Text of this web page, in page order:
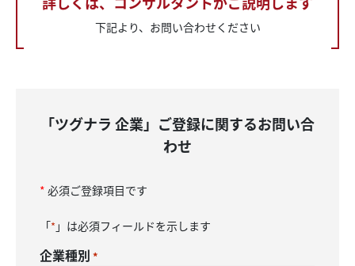
下記より、お問い合わせください
「ツグナラ 企業」ご登録に関するお問い合
わせ
* 必須ご登録項目です
「* 」は必須フィールドを示します
企業種別 *